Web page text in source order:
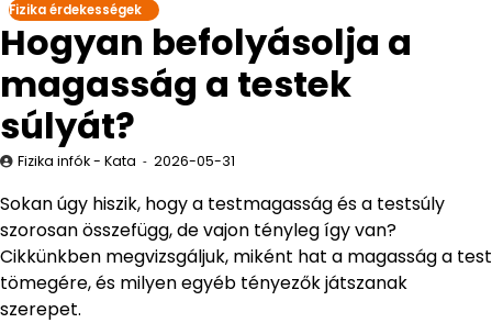
Fizika érdekességek
Hogyan befolyásolja a
magasság a testek
súlyát?
Fizika infók - Kata 2026-05-31
Sokan úgy hiszik, hogy a testmagasság és a testsúly
szorosan összefügg, de vajon tényleg így van?
Cikkünkben megvizsgáljuk, miként hat a magasság a test
tömegére, és milyen egyéb tényezők játszanak
szerepet.